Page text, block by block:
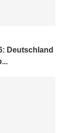
Deutschland